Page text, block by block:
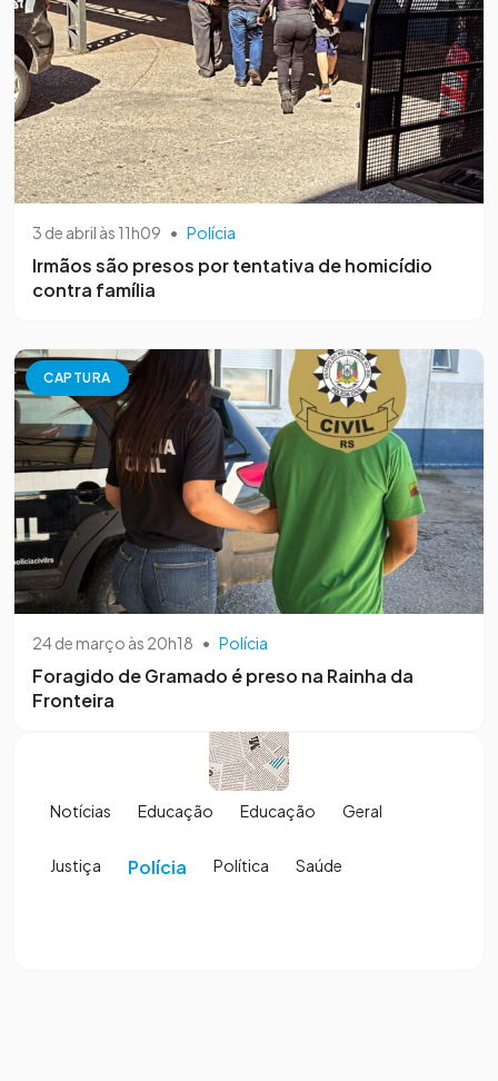
3 de abril às 11h09 • Polícia
Irmãos são presos por tentativa de homicídio
contra família
CAPTURA
24 de março às 20h18 • Polícia
Foragido de Gramado é preso na Rainha da
Fronteira
Notícias Educação Educação Geral
Justiça Polícia Política Saúde